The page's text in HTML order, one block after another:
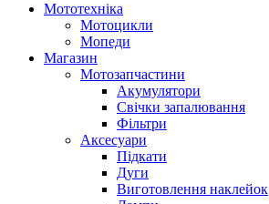
Мототехніка
Мотоцикли
Мопеди
Магазин
Мотозапчастини
Акумулятори
Свічки запалювання
Фільтри
Аксесуари
Підкати
Дуги
Виготовлення наклейок